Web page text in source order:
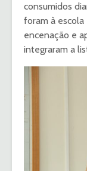
consumidos
foram à escola
encenação e
integraram a